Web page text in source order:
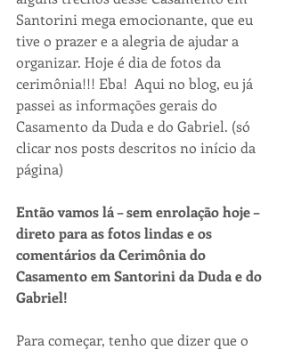
Santorini mega emocionante, que eu
tive o prazer e a alegria de ajudar a
organizar. Hoje é dia de fotos da
cerimônia!!! Eba!  Aqui no blog, eu já
passei as informações gerais do
Casamento da Duda e do Gabriel. (só
clicar nos posts descritos no início da
página)
Então vamos lá – sem enrolação hoje –
direto para as fotos lindas e os
comentários da Cerimônia do
Casamento em Santorini da Duda e do
Gabriel!
Para começar, tenho que dizer que o